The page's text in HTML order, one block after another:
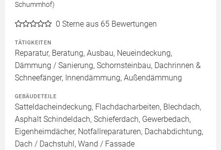
Schummhof)
0 Sterne aus 65 Bewertungen
TÄTIGKEITEN
Reparatur, Beratung, Ausbau, Neueindeckung,
Dämmung / Sanierung, Schornsteinbau, Dachrinnen &
Schneefänger, Innendämmung, Außendämmung
GEBÄUDETEILE
Satteldacheindeckung, Flachdacharbeiten, Blechdach,
Asphalt Schindeldach, Schieferdach, Gewerbedach,
Eigenheimdächer, Notfallreparaturen, Dachabdichtung,
Dach / Dachstuhl, Wand / Fassade